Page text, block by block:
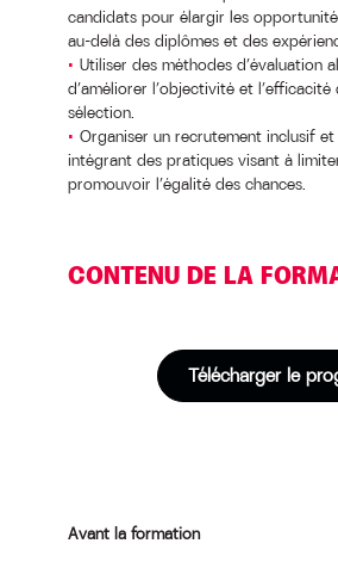
candidats pour élargir les
au-delà des diplômes et des
Utiliser des méthodes d’évaluation
d’améliorer l’objectivité et
sélection.
Organiser un recrutement inclusif
intégrant des pratiques visant à
promouvoir l’égalité des chances.
CONTENU DE LA
Télécharger le
Avant la formation